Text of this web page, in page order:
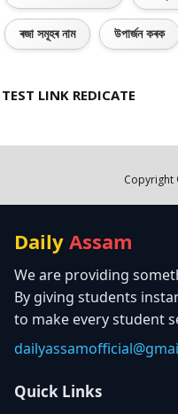
ৰজা সমূহৰ নাম উপাৰ্জন কৰক
TEST LINK REDICATE
Copyright
Daily Assam
We are providing
By giving students
to make every student
Quick Links